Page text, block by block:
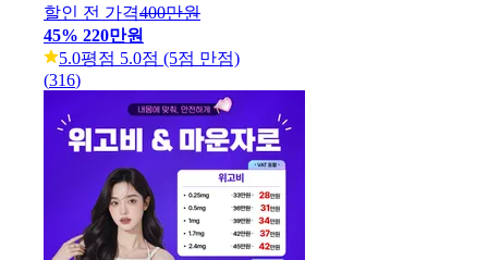
할인 전 가격400만원
45% 220만원
5.0평점 5.0점 (5점 만점)
(316)